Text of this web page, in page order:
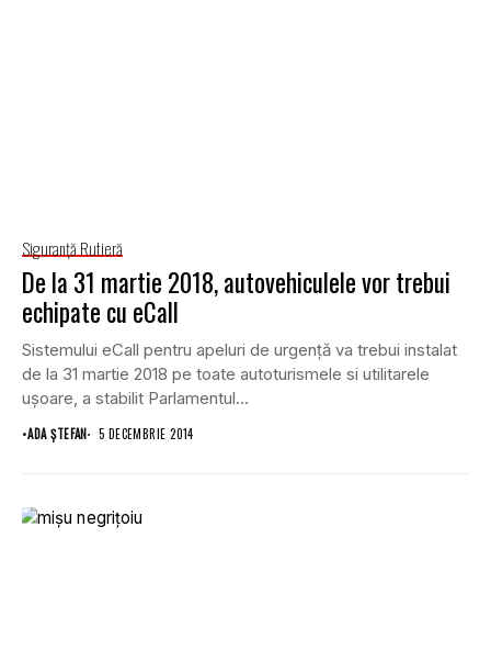
Siguranţă Rutieră
De la 31 martie 2018, autovehiculele vor trebui
echipate cu eCall
Sistemului eCall pentru apeluri de urgenţă va trebui instalat
de la 31 martie 2018 pe toate autoturismele si utilitarele
uşoare, a stabilit Parlamentul...
•ADA ȘTEFAN 5 DECEMBRIE 2014